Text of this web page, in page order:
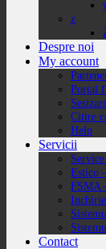
z
Despre noi
My account
Portal
Citire
Help
Servicii
Estico
FSMA
Contact